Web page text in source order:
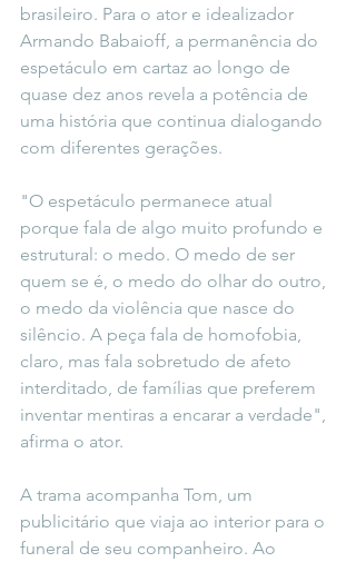
brasileiro. Para o ator e idealizador
Armando Babaioff, a permanência do
espetáculo em cartaz ao longo de
quase dez anos revela a potência de
uma história que continua dialogando
com diferentes gerações.
"O espetáculo permanece atual
porque fala de algo muito profundo e
estrutural: o medo. O medo de ser
quem se é, o medo do olhar do outro,
o medo da violência que nasce do
silêncio. A peça fala de homofobia,
claro, mas fala sobretudo de afeto
interditado, de famílias que preferem
inventar mentiras a encarar a verdade",
afirma o ator.
A trama acompanha Tom, um
publicitário que viaja ao interior para o
funeral de seu companheiro. Ao